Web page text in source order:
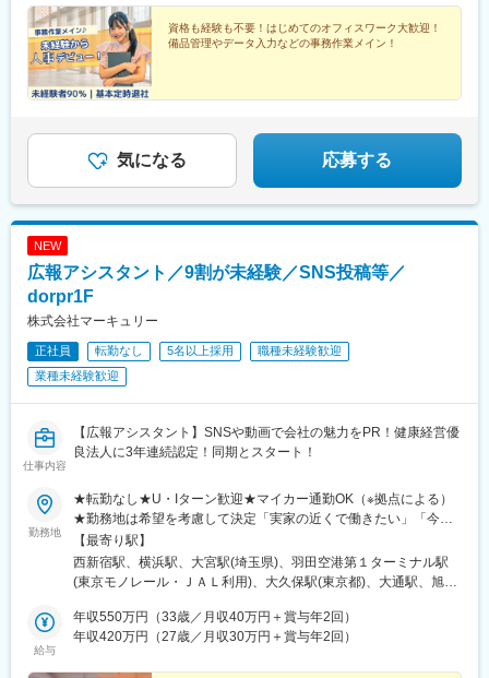
工機前駅、中央前橋駅、西桐生駅、函館駅前駅、仙台駅(地下鉄)、
曽根田駅、近鉄名古屋駅、大須観音駅、新豊橋駅、豊川稲荷駅、
第一通り駅、新西金沢駅、西松本駅、新魚津駅、あすなろう四日
市駅、上栄町駅、大阪梅田駅(阪神線)、大阪梅田駅(阪急線)、小路
駅、浅香駅、神戸駅(兵庫県)、三宮駅(神戸新交通)、西宮駅、山陽
園駅(福岡県)、西鉄福岡駅、五島町駅、熊本駅前駅、鹿児島駅前
駅、谷山駅(指宿枕崎線)、美栄橋駅、新宿西口駅、反町駅、羽田空
港第２ターミナル駅(東京モノレール・ＡＮＡ利用)、西武新宿駅、
駅、電鉄富山駅、末広町駅(富山県)、大阪駅、高速神戸駅、三宮駅
(神戸市営)、阪神国道駅、畝傍駅、南堀端駅、二本木口駅、桜島桟
橋通駅、上塩屋駅、旭橋駅
香川・愛媛■九州：福岡・長崎・大分・熊本・宮崎・鹿児島・沖縄
神南駅、眉山ロープウェイ山麓駅、浦添前田駅、通町筋駅、宮崎
駅、渋谷駅、新宿駅、新宿三丁目駅、池袋駅、吉祥寺駅、町田
駅、八王子駅、立川駅、新横浜駅、川崎駅、座間駅、相模原駅、
藤沢駅、海老名駅(相模線)、浦和駅、さいたま新都心駅、川口駅、
上尾駅、新座駅、熊谷駅、春日部駅、千葉中央駅、千葉みなと
駅、伊勢崎駅、前橋駅、世良田駅、桐生駅、栃木駅、小山駅、札
幌駅、函館駅、小樽駅、千歳駅(北海道)、青森駅、一ノ関駅、遠野
駅、久慈駅、水沢駅、秋田駅、横手駅、あおば通駅、泉中央駅、
古川駅、気仙沼駅、蔵王駅、山形駅、寒河江駅、酒田駅、福島駅
(福島県)、いわき駅、会津若松駅、郡山富田駅、白河駅、名鉄名古
屋駅、栄駅(愛知県)、豊橋駅、豊川駅、岡崎駅、安城駅、浜松駅、
岡県)、大場駅、西金沢駅、松任駅、野々市工大前駅、小松駅、亀
田駅、白山駅(新潟県)、新津駅、燕三条駅、東三条駅、篠ノ井駅、
址大名町駅、水居駅、丸岡駅、岐阜駅、高山駅、名鉄岐阜駅、大
垣駅、津駅、近鉄四日市駅、津新町駅、鈴鹿市駅、播磨駅、草津
駅(滋賀県)、大津駅、南草津駅、彦根駅、長浜駅、西梅田駅、梅田
駅(地下鉄)、布施駅、堺市駅、ハーバーランド駅、三ノ宮駅、西宮
駅(ＪＲ線)、手柄駅、奈良駅、近鉄奈良駅、大和西大寺駅、大和八
木駅、和歌山駅、和歌山市駅、後藤駅、弓ケ浜駅、鳥取駅、松江
駅、出雲市駅、山口駅(山口県)、下関駅、徳島駅、佐古駅、阿南
橋駅、南行橋駅、長崎駅(長崎県)、長崎駅前駅、大分駅、賀来駅、
西大分駅、熊本駅、南宮崎駅、都城駅、鹿児島駅、谷山駅(鹿児島
市電)、那覇空港駅(鉄道)、県庁前駅(沖縄県)、おもろまち駅、都庁
前駅、神奈川駅、羽田空港第１・第２ターミナル駅(京急)、新大久
保駅、さっぽろ駅、広瀬通駅、宇都宮駅東口駅、金沢駅、市役所
山駅前駅、市役所前駅(愛媛県)、片原町駅(香川県)、熊本城・市役
所前駅、新宿御苑前駅、要町駅、京王八王子駅、立川南駅、平沼
資格も経験も不要！はじめてのオフィスワーク大歓迎！
備品管理やデータ入力などの事務作業メイン！
気になる 応募する
NEW
広報アシスタント／9割が未経験／SNS投稿等／
dorpr1F
株式会社マーキュリー
正社員 転勤なし 5名以上採用
職種未経験歓迎
業種未経験歓迎
仕事内容
【広報アシスタント】SNSや動画で会社の魅力をPR！健康経営優
良法人に3年連続認定！同期とスタート！
勤務地
★転勤なし★U・Iターン歓迎★マイカー通勤OK（※拠点による）
★勤務地は希望を考慮して決定「実家の近くで働きたい」「今の
生活圏を変えたくない」そんな希望も相談OKです。地元に戻って
の就職・転職も応援します！生活スタイルが変わって、勤務エリ
アを変えたいという相談も可能です！■北海道・東北：北海道・青
南関東：東京・神奈川・埼玉・千葉■中部：岐阜・愛知・静岡・石
川・新潟・長野・富山・福井・三重■近畿：滋賀・大阪・兵庫・奈
【最寄り駅】
西新宿駅、横浜駅、大宮駅(埼玉県)、羽田空港第１ターミナル駅
(東京モノレール・ＪＡＬ利用)、大久保駅(東京都)、大通駅、旭川
亀島駅、新浜松駅、新潟駅、新静岡駅、三島広小路駅、北鉄金沢
駅、長野駅、電気ビル前駅、福井駅、北新地駅、姫路駅、なんば
給与
年収550万円（33歳／月収40万円＋賞与年2回）
年収420万円（27歳／月収30万円＋賞与年2回）